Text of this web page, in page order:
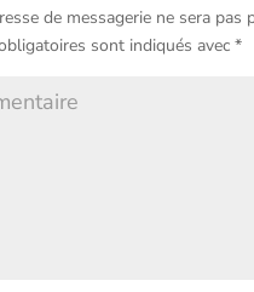
de messagerie ne sera pas
sont indiqués avec *